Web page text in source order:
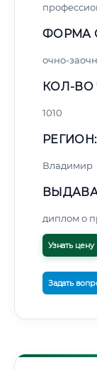
ФОРМА
очно-
КОЛ-ВО
1010
РЕГИОН:
Владимир
диплом о
Узнать цену
Задать